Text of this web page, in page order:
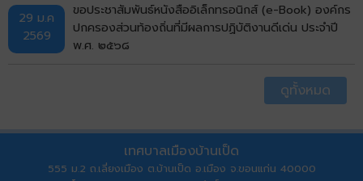
29 ม.ค
2569
ขอประชาสัมพันธ์หนังสืออิเล็กทรอนิกส์ (e-Book) องค์กร
ปกครองส่วนท้องถิ่นที่มีผลการปฏิบัติงานดีเด่น ประจำปี
พ.ศ. ๒๕๖๘
ดูทั้งหมด
เทศบาลเมืองบ้านเป็ด
555 ม.2 ถ.เลี่ยงเมือง ต.บ้านเป็ด อ.เมือง จ.ขอนแก่น 40000